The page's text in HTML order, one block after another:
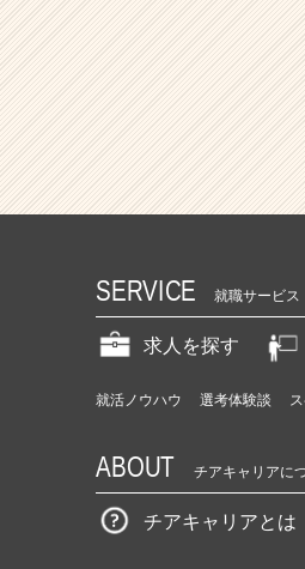
SERVICE 就職サービス
求人を探す
就活ノウハウ 選考体験談
ABOUT チアキャリアに
チアキャリアとは